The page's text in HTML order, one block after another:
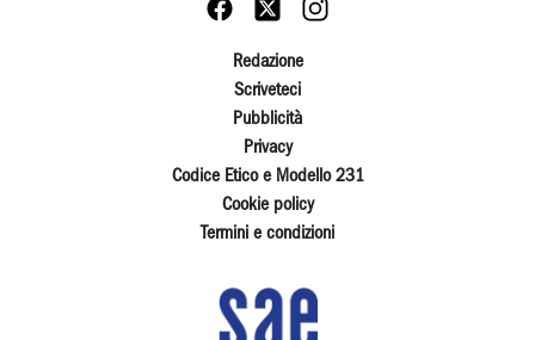
Redazione
Scriveteci
Pubblicità
Privacy
Codice Etico e Modello 231
Cookie policy
Termini e condizioni